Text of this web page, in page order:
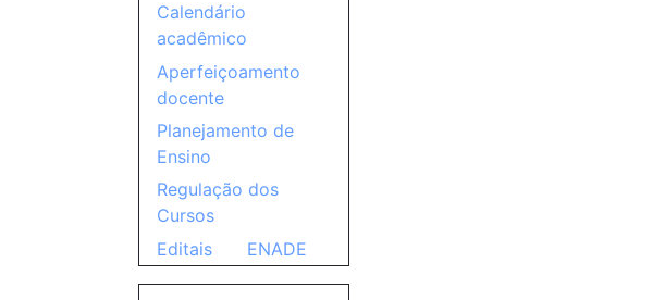
Calendário
acadêmico
Aperfeiçoamento
docente
Planejamento de
Ensino
Regulação dos
Cursos
Editais
ENADE